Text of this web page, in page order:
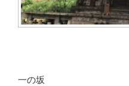
一の坂